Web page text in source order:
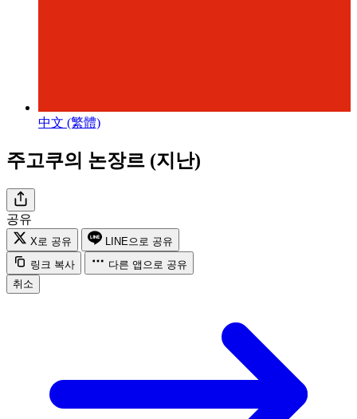
中文 (繁體)
주고쿠의 논장르 (지난)
공유
X로 공유
LINE으로 공유
링크 복사
다른 앱으로 공유
취소